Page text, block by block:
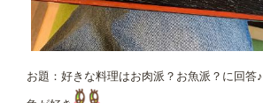
お題：好きな料理はお肉派？お魚派？に回答♪